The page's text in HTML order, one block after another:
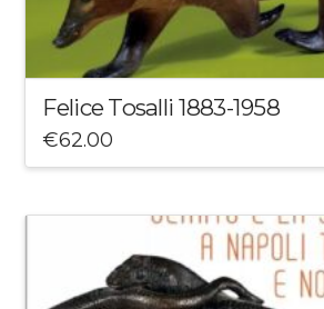
Felice Tosalli 1883-1958
€62.00